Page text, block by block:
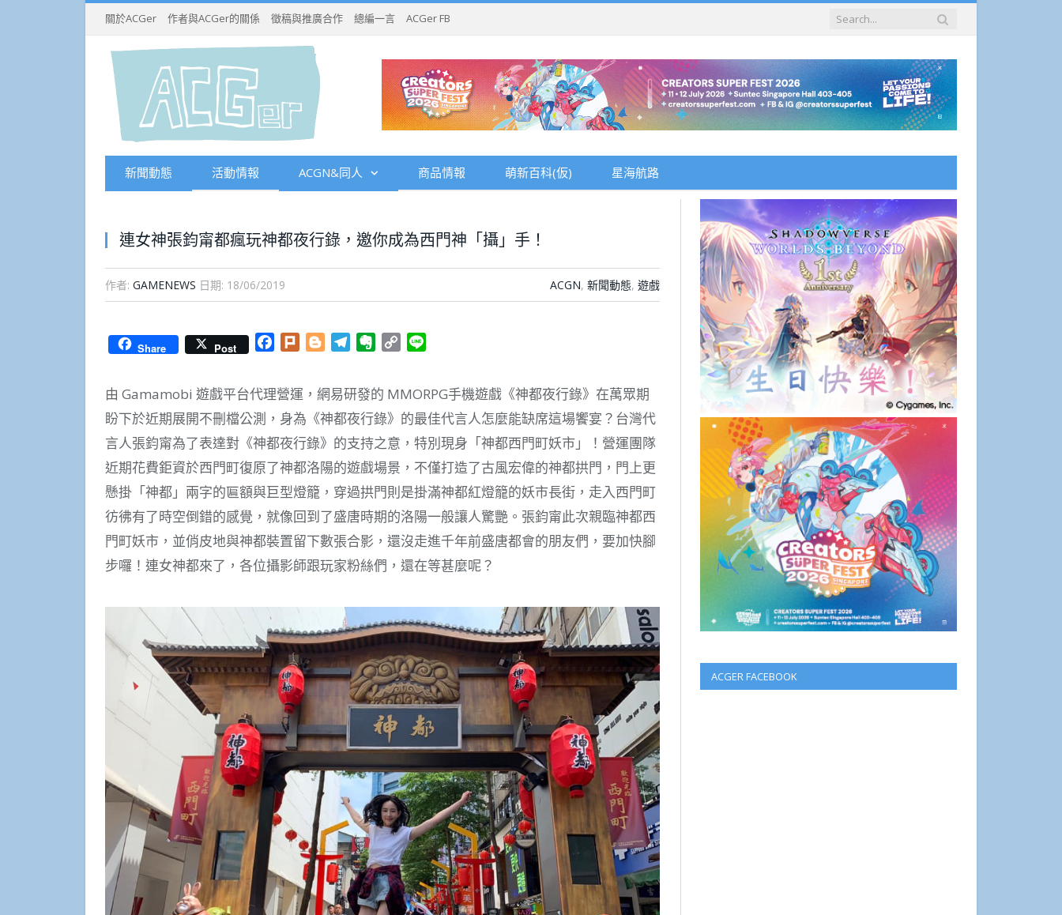
關於ACGer 作者與ACGer的關係 徵稿與推廣合作 總編一言 ACGer FB
新聞動態 活動情報 ACGN&同人 商品情報 萌新百科(仮) 星海航路
連女神張鈞甯都瘋玩神都夜行錄，邀你成為西門神「攝」手！
作者: GAMENEWS 日期: 18/06/2019 ACGN, 新聞動態, 遊戲
Share Post Facebook
Plurk BloggerTelegramEvernote
Copy
由 Gamamobi 遊戲平台代理營運，網易研發的 MMORPG手機遊戲《神都夜行錄》在萬眾期
盼下於近期展開不刪檔公測，身為《神都夜行錄》的最佳代言人怎麼能缺席這場饗宴？台灣代
言人張鈞甯為了表達對《神都夜行錄》的支持之意，特別現身「神都西門町妖市」！營運團隊
近期花費鉅資於西門町復原了神都洛陽的遊戲場景，不僅打造了古風宏偉的神都拱門，門上更
懸掛「神都」兩字的匾額與巨型燈籠，穿過拱門則是掛滿神都紅燈籠的妖市長街，走入西門町
彷彿有了時空倒錯的感覺，就像回到了盛唐時期的洛陽一般讓人驚艷。張鈞甯此次親臨神都西
門町妖市，並俏皮地與神都裝置留下數張合影，還沒走進千年前盛唐都會的朋友們，要加快腳
步囉！連女神都來了，各位攝影師跟玩家粉絲們，還在等甚麼呢？
ACGER FACEBOOK